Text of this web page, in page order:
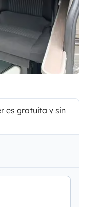
es gratuita y sin